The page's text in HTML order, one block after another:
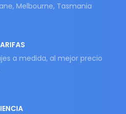
Melbourne, Tasmania
a medida, al mejor precio